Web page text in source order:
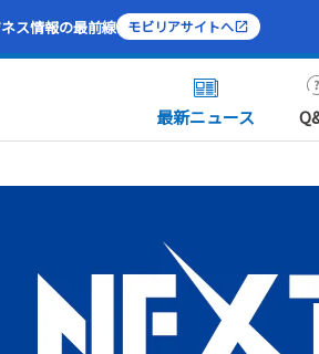
ス情報の最前線 モビリアサイトへ
最新ニュース